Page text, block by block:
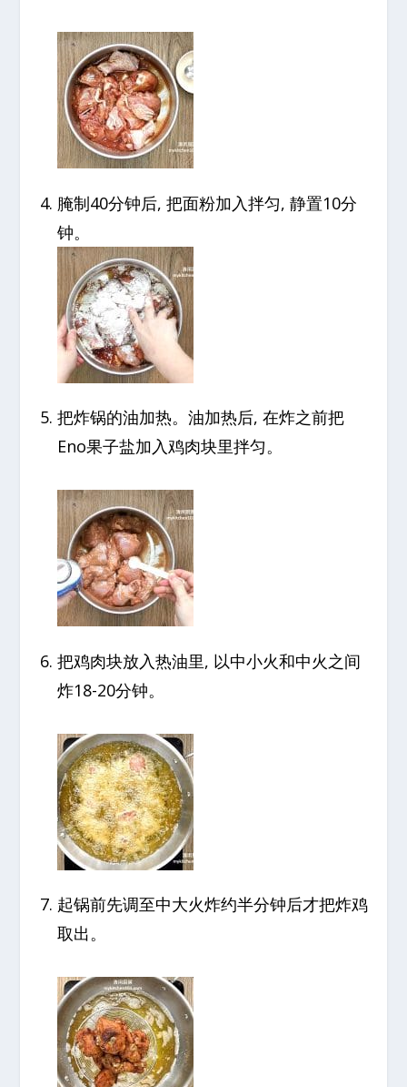
腌制40分钟后, 把面粉加入拌匀, 静置10分
钟。
把炸锅的油加热。油加热后, 在炸之前把
Eno果子盐加入鸡肉块里拌匀。
把鸡肉块放入热油里, 以中小火和中火之间
炸18-20分钟。
起锅前先调至中大火炸约半分钟后才把炸鸡
取出。